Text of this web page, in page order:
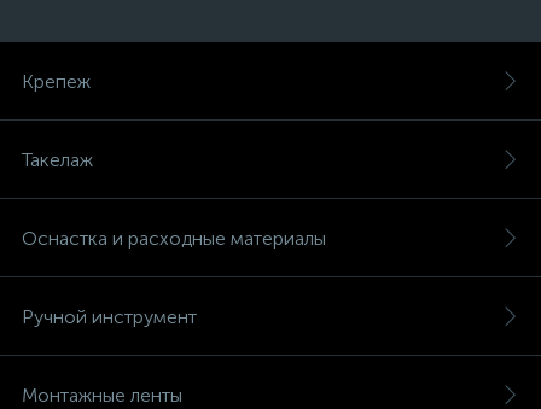
Крепеж
Такелаж
Оснастка и расходные материалы
Ручной инструмент
Монтажные ленты